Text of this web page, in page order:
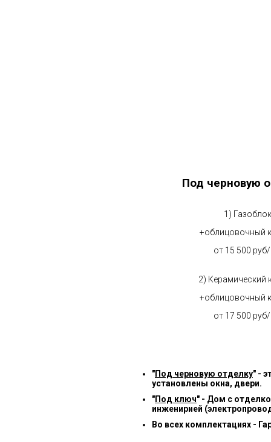
Под черновую
1) Газоблок
+облицовочный
от 15 500
2) Керамический
+облицовочный
от 17 500
"Под черновую отделку" -
установлены окна, двери.
"Под ключ" - Дом с
инженирией
Во всех комплектациях -